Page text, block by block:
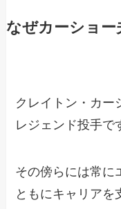
なぜカーショー
クレイトン・カー
レジェンド投手で
その傍らには常に
ともにキャリアを